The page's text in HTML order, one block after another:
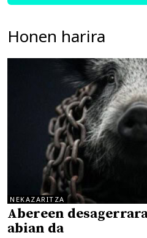
Honen harira
NEKAZARITZA
Abereen
abian da